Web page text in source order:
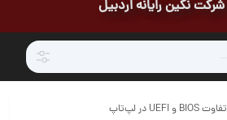
شرکت نگین رایانه اردبیل
تفاوت BIOS و UEFI در لپ‌تاپ